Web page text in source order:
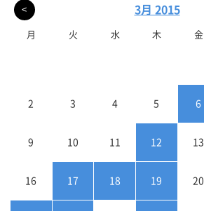
< 3月 2015
月 火 水 木 金
2 3 4 5 6
9 10 11 12 13
16 17 18 19 20